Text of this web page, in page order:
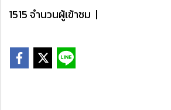
1515 จำนวนผู้เข้าชม |